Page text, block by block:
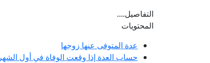
التفاصيل....
المحتويات
عدة المتوفى عنها زوجها
حساب العدة إذا وقعت الوفاة في أول الشهر